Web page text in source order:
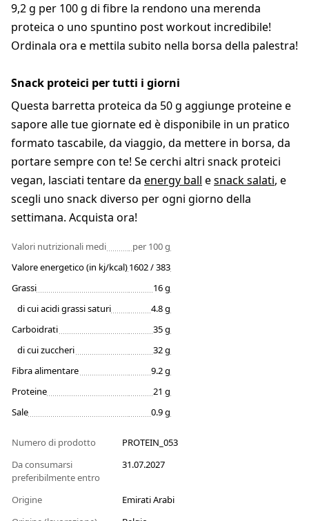
9,2 g per 100 g di fibre la rendono una merenda
proteica o uno spuntino post workout incredibile!
Ordinala ora e mettila subito nella borsa della palestra!
Snack proteici per tutti i giorni
Questa barretta proteica da 50 g aggiunge proteine e
sapore alle tue giornate ed è disponibile in un pratico
formato tascabile, da viaggio, da mettere in borsa, da
portare sempre con te! Se cerchi altri snack proteici
vegan, lasciati tentare da energy ball esnack salati, e
scegli uno snack diverso per ogni giorno della
settimana. Acquista ora!
Valori nutrizionali medi
per 100 g
Valore energetico (in kj/kcal)1602 / 383
Grassi
16 g
di cui acidi grassi saturi
4.8 g
Carboidrati
35 g
di cui zuccheri
32 g
Fibra alimentare
9.2 g
Proteine
21 g
Sale
0.9 g
Numero di prodotto
PROTEIN_053
Da consumarsi
preferibilmente entro
31.07.2027
Origine
Emirati Arabi